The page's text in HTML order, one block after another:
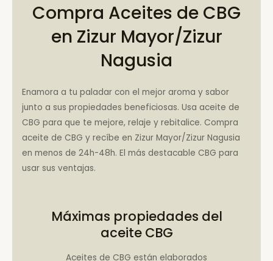
Compra Aceites de CBG
en Zizur Mayor/Zizur
Nagusia
Enamora a tu paladar con el mejor aroma y sabor
junto a sus propiedades beneficiosas. Usa aceite de
CBG para que te mejore, relaje y rebitalice. Compra
aceite de CBG y recíbe en Zizur Mayor/Zizur Nagusia
en menos de 24h-48h. El más destacable CBG para
usar sus ventajas.
Máximas propiedades del
aceite CBG
Aceites de CBG están elaborados